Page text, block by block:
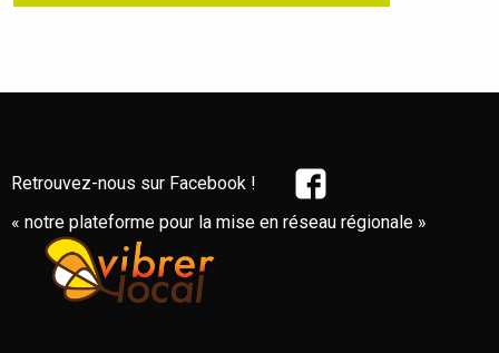
Retrouvez-nous sur Facebook !
« notre plateforme pour la mise en réseau régionale »